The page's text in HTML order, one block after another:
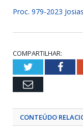
Proc. 979-2023 Josias
COMPARTILHAR:
Twitter
Email
CONTEÚDO